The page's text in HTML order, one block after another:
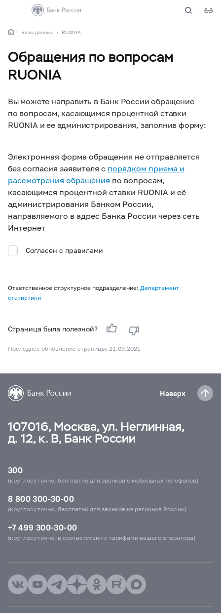
Базы данных RUONIA
Обращения по вопросам
RUONIA
Вы можете направить в Банк России обращение
по вопросам, касающимся процентной ставки
RUONIA и ее администрирования, заполнив форму:
Электронная форма обращения не отправляется
без согласия заявителя с порядком приема и
рассмотрения обращения по вопросам,
касающимся процентной ставки RUONIA и её
администрирования Банком России,
направляемого в адрес Банка России через сеть
Интернет
Согласен с правилами
Ответственное структурное подразделение: Департамент
статистики
Страница была полезной?
Последнее обновление страницы: 21.09.2021
Наверх
107016, Москва, ул. Неглинная,
д. 12, к. В, Банк России
300
(круглосуточно, бесплатно для звонков с мобильных телефонов)
8 800 300-30-00
(круглосуточно, бесплатно для звонков из регионов России)
+7 499 300-30-00
(круглосуточно, в соответствии с тарифами вашего оператора)